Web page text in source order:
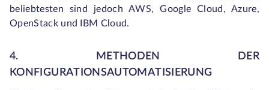
beliebtesten sind jedoch AWS, Google Cloud, Azure,
OpenStack und IBM Cloud.
4. METHODEN DER
KONFIGURATIONSAUTOMATISIERUNG